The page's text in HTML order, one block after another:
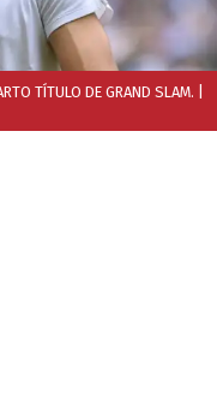
TÍTULO DE GRAND SLAM.